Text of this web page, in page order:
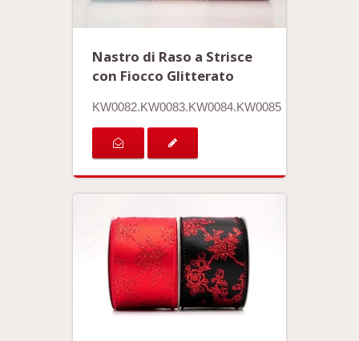
Nastro di Raso a Strisce
con Fiocco Glitterato
KW0082.KW0083.KW0084.KW0085